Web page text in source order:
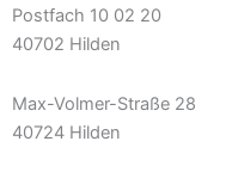
Postfach 10 02 20
40702 Hilden
Max-Volmer-Straße 28
40724 Hilden